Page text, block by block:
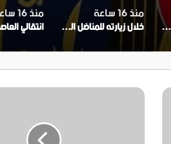
لجنة التصعيد الشعبي في زنجبار تثمن جهود المواطنين والتجار في إنجاح العصيان المدني بالمديرية
منذ 16 ساعة
خلال زيارته للمناضل اللواء ناصر النوبة..الحالمي ويؤكد اهتمام المجلس الانتقالي برموز الثورة الجنوبية
منذ 16 ساعة
المهرة